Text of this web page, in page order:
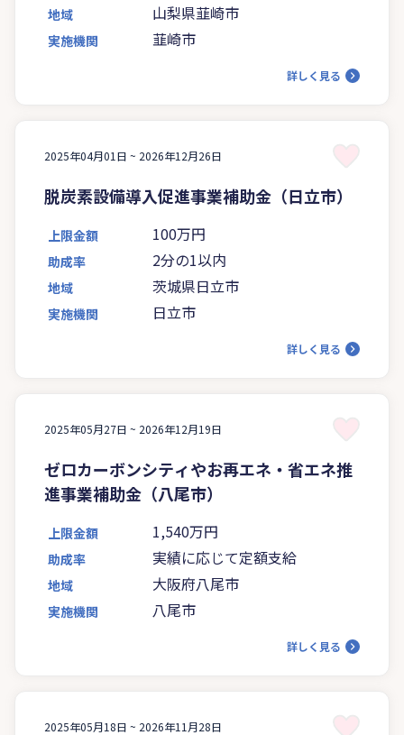
地域 山梨県韮崎市
実施機関 韮崎市
詳しく見る
2025年04月01日 ~ 2026年12月26日
脱炭素設備導入促進事業補助金（日立市）
上限金額 100万円
助成率 2分の1以内
地域 茨城県日立市
実施機関 日立市
詳しく見る
2025年05月27日 ~ 2026年12月19日
ゼロカーボンシティやお再エネ・省エネ推
進事業補助金（八尾市）
上限金額 1,540万円
助成率 実績に応じて定額支給
地域 大阪府八尾市
実施機関 八尾市
詳しく見る
2025年05月18日 ~ 2026年11月28日